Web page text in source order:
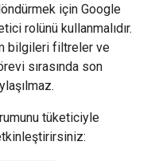
için Google
rolünü kullanmalıdır.
bilgileri filtreler ve
sırasında son
tüketiciyle